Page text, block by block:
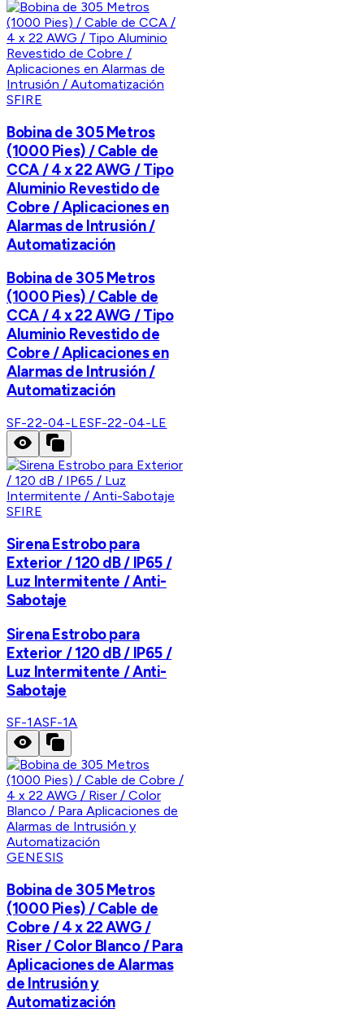
SFIRE
Bobina de 305 Metros
(1000 Pies) / Cable de
CCA / 4 x 22 AWG / Tipo
Aluminio Revestido de
Cobre / Aplicaciones en
Alarmas de Intrusión /
Automatización
Bobina de 305 Metros
(1000 Pies) / Cable de
CCA / 4 x 22 AWG / Tipo
Aluminio Revestido de
Cobre / Aplicaciones en
Alarmas de Intrusión /
Automatización
SF-22-04-LESF-22-04-LE
SFIRE
Sirena Estrobo para
Exterior / 120 dB / IP65 /
Luz Intermitente / Anti-
Sabotaje
Sirena Estrobo para
Exterior / 120 dB / IP65 /
Luz Intermitente / Anti-
Sabotaje
SF-1ASF-1A
GENESIS
Bobina de 305 Metros
(1000 Pies) / Cable de
Cobre / 4 x 22 AWG /
Riser / Color Blanco / Para
Aplicaciones de Alarmas
de Intrusión y
Automatización